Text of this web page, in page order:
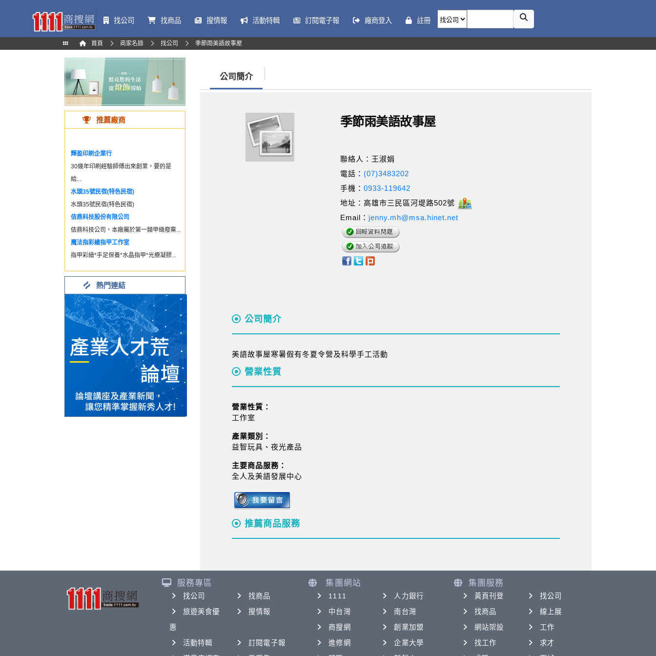
找公司 找商品 搜情報 活動特輯 訂閱電子報 廠商登入 註冊
首頁 商家名錄 找公司 季節雨美語故事屋
推薦廠商
輝盈印刷企業行
30幾年印刷經驗師傅出來創業，要的是
給...
水頭35號民宿(特色民宿)
水頭35號民宿(特色民宿)
佶鼎科技股份有限公司
佶鼎科技公司，本廠屬於第一類甲級廢棄...
魔法指彩繪指甲工作室
指甲彩繪*手足保養*水晶指甲*光療凝膠...
熱門連結
公司簡介
季節雨美語故事屋
聯絡人：王淑娟
電話： (07)3483202
手機： 0933-119642
地址：高雄市三民區河堤路502號
Email： jenny.mh@msa.hinet.net
公司簡介
美語故事屋寒暑假有冬夏令營及科學手工活動
營業性質
營業性質：
工作室
產業類別：
益智玩具、夜光產品
主要商品服務：
全人及美語發展中心
推薦商品服務
服務專區
找公司
找商品
旅遊美食優
惠
搜情報
活動特輯
訂閱電子報
集團網站
1111
人力銀行
中台灣
南台灣
商搜網
創業加盟
進修網
企業大學
集團服務
黃頁刊登
找公司
找商品
線上展
網站架設
工作
找工作
求才